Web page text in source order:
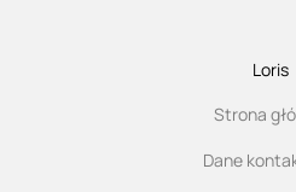
Loris
Strona
Dane